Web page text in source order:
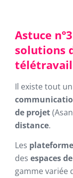
Astuce
solutions
télétravail
Il existe tout
de projet
distance.
Les
des espaces
gamme variée